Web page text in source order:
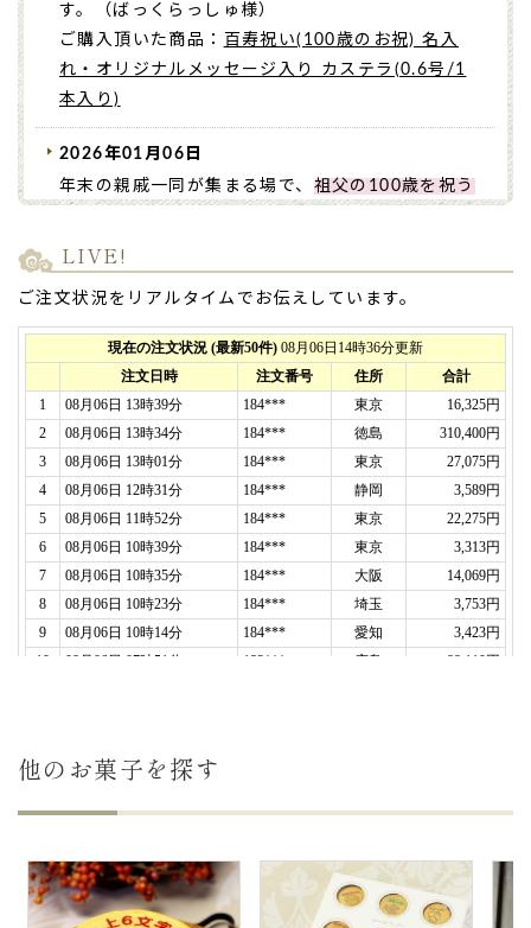
す。（ばっくらっしゅ様）
ご購入頂いた商品：
百寿祝い(100歳のお祝) 名入
れ・オリジナルメッセージ入り カステラ(0.6号/1
本入り)
2026年01月06日
年末の親戚一同が集まる場で、 祖父の100歳を祝う
ひまご一同からの贈り物としてのメッセージも味も
好評で、ひとしきり皆で盛り上がり、夕食後だった
ので食べきれない人は持ち帰っていました。
耳が遠い祖父もメッセージを読んで嬉しそうで、知
らぬ間にペロリと食べていました。
味、メッセージ、個包装、賞味期限など、今回の用
途にぴったりでした。
ありがとうございました！（マリコ様）
ご購入頂いた商品：オリジナルメッセージ入りどら
焼き「もじどら」(10個入り)
2025年12月14日
おばあちゃんの100歳のお祝い
に何か喜ばれるプレ
ゼントと思っているなか、御社のどら焼きを見つけ
注文させていただきました。
きとても安心できました。
是非またご利用させて頂きたいと思っています。
ご購入頂いた商品：100歳祝いの名入れ・メッセー
ジ入りどら焼き「もじどら」(10個入り)
LIVE!
ご注文状況をリアルタイムでお伝えしています。
他のお菓子を探す